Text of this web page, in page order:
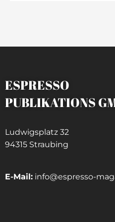
ESPRESSO
PUBLIKATIONS
Ludwigsplatz 32
94315 Straubing
E-Mail: info@espresso-